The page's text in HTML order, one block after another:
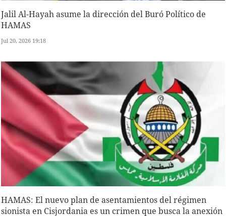
Jalil Al-Hayah asume la dirección del Buró Político de
HAMAS
Jul 20, 2026 19:18
HAMAS: El nuevo plan de asentamientos del régimen
sionista en Cisjordania es un crimen que busca la anexión